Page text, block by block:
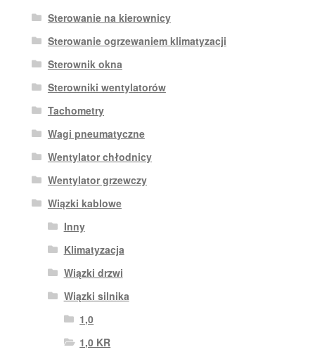
Sterowanie na kierownicy
Sterowanie ogrzewaniem klimatyzacji
Sterownik okna
Sterowniki wentylatorów
Tachometry
Wagi pneumatyczne
Wentylator chłodnicy
Wentylator grzewczy
Wiązki kablowe
Inny
Klimatyzacja
Wiązki drzwi
Wiązki silnika
1,0
1,0 KR